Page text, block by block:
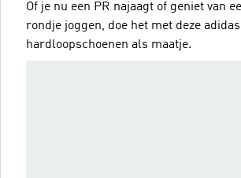
Of je nu een PR najaagt of geniet van
rondje joggen, doe het met deze adidas
hardloopschoenen als maatje.